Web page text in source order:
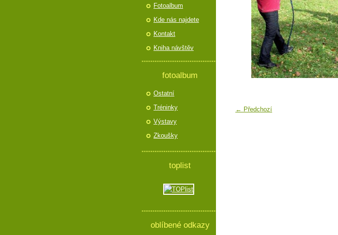
← Předchozí
Fotoalbum
Kde nás najdete
Kontakt
Kniha návštěv
fotoalbum
Ostatní
Tréninky
Výstavy
Zkoušky
toplist
oblíbené odkazy